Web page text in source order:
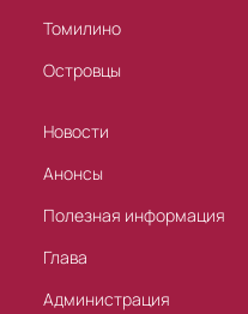
Томилино
Островцы
Новости
Анонсы
Полезная информация
Глава
Администрация